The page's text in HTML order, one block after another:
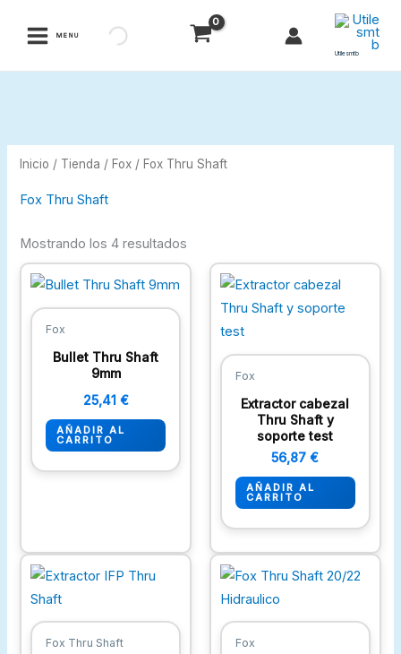
MENU
Utilesmtb
Inicio / Tienda / Fox / Fox Thru Shaft
Fox Thru Shaft
Mostrando los 4 resultados
Fox
Bullet Thru Shaft
9mm
25,41 €
AÑADIR AL
CARRITO
Fox
Extractor cabezal
Thru Shaft y
soporte test
56,87€
AÑADIR AL
CARRITO
Fox Thru Shaft Fox